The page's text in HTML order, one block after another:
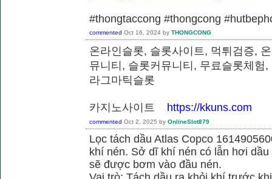
#thongtaccong #thongcong
commented Oct 16, 2024 by THONGCONG
온라인슬롯, 슬롯사이트, 먹튀검증,
뮤니티, 슬롯커뮤니티, 무료슬롯체험
라그마틱슬롯
카지노사이트 https://kkuns.com
commented Oct 2, 2025 by OnlineSlot879
Lọc tách dầu Atlas Copco
khí nén. Sở dĩ khí nén có lẫn hơi
sẽ được bơm vào đầu nén.